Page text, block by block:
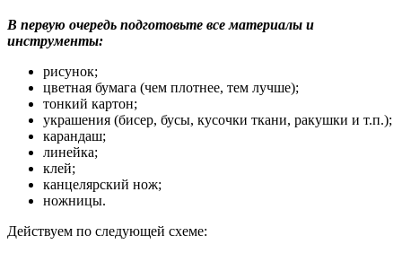
В первую очередь подготовьте все материалы и
инструменты:
рисунок;
цветная бумага (чем плотнее, тем лучше);
тонкий картон;
украшения (бисер, бусы, кусочки ткани, ракушки и т.п.);
карандаш;
линейка;
клей;
канцелярский нож;
ножницы.
Действуем по следующей схеме: